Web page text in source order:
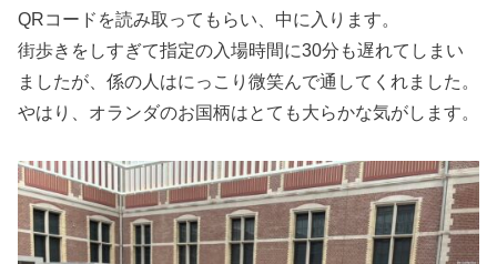
QRコードを読み取ってもらい、中に入ります。
街歩きをしすぎて指定の入場時間に30分も遅れてしまい
ましたが、係の人はにっこり微笑んで通してくれました。
やはり、オランダのお国柄はとても大らかな気がします。